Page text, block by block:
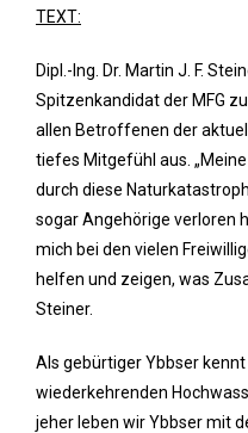
TEXT:
Dipl.-Ing. Dr. Martin J. F.
Spitzenkandidat der MFG
allen Betroffenen der
tiefes Mitgefühl aus.
durch diese
sogar Angehörige verloren
mich bei den vielen
helfen und zeigen, was
Steiner.
Als gebürtiger Ybbser
wiederkehrenden
jeher leben wir Ybbser mit